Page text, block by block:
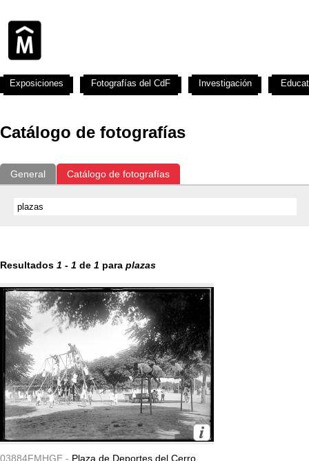
Catálogo de fotografías
General Catálogo de fotografías
Resultados 1 - 1 de 1 para plazas
03884FMHGE - Plaza de Deportes del Cerro.
Exposiciones Fotografías del CdF Investigación